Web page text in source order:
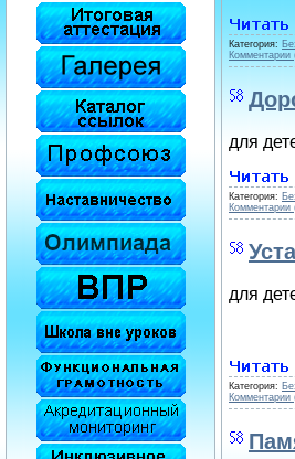
Категория:
Комментарии
для
Категория:
Комментарии
для
Категория:
Комментарии